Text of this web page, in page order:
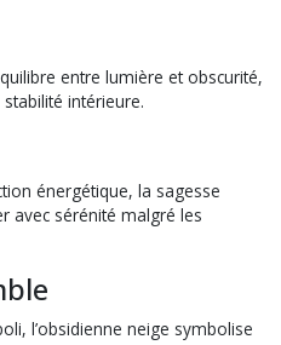
entre lumière et obscurité,
intérieure.
énergétique, la sagesse
avec sérénité malgré les
l’obsidienne neige symbolise